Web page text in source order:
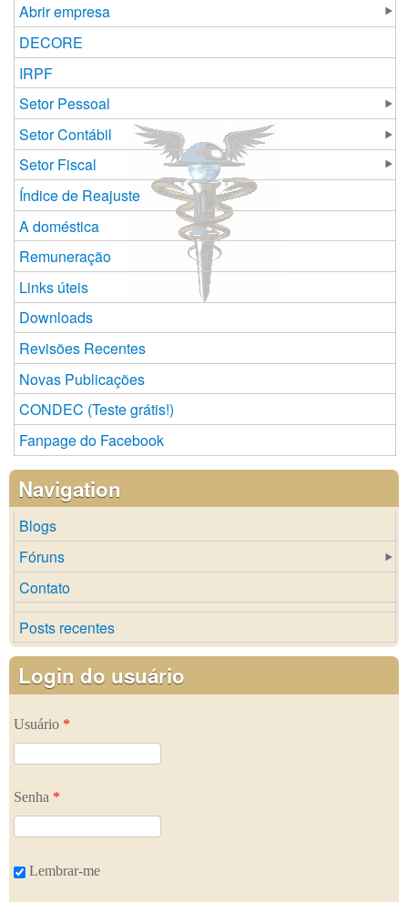
Abrir empresa
DECORE
IRPF
Setor Pessoal
Setor Contábil
Setor Fiscal
Índice de Reajuste
A doméstica
Remuneração
Links úteis
Downloads
Revisões Recentes
Novas Publicações
CONDEC (Teste grátis!)
Fanpage do Facebook
Navigation
Blogs
Fóruns
Contato
Posts recentes
Login do usuário
Usuário *
Senha *
Lembrar-me